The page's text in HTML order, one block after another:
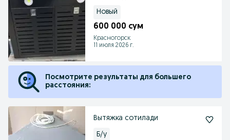
Новый
600 000 сум
Красногорск
11 июля 2026 г.
Посмотрите результаты для большего
расстояния:
Вытяжка сотилади
Б/у